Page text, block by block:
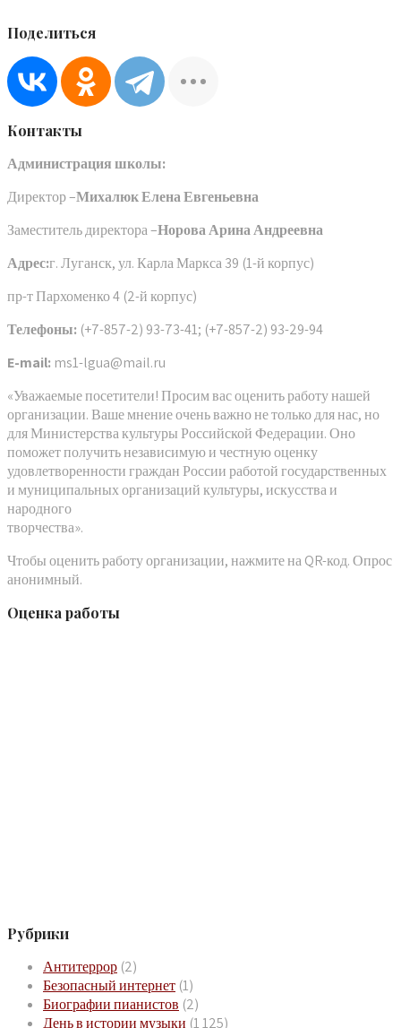
Поделиться
Контакты
Администрация школы:
Директор –Михалюк Елена Евгеньевна
Заместитель директора –Норова Арина Андреевна
Адрес:г. Луганск, ул. Карла Маркса 39 (1-й корпус)
пр-т Пархоменко 4 (2-й корпус)
Телефоны: (+7-857-2) 93-73-41; (+7-857-2) 93-29-94
E-mail: ms1-lgua@mail.ru
«Уважаемые посетители! Просим вас оценить работу нашей
организации. Ваше мнение очень важно не только для нас, но
для Министерства культуры Российской Федерации. Оно
поможет получить независимую и честную оценку
удовлетворенности граждан России работой государственных
и муниципальных организаций культуры, искусства и
народного
творчества».
Чтобы оценить работу организации, нажмите на QR-код. Опрос
анонимный.
Оценка работы
Рубрики
Антитеррор (2)
Безопасный интернет (1)
Биографии пианистов (2)
День в истории музыки (1 125)